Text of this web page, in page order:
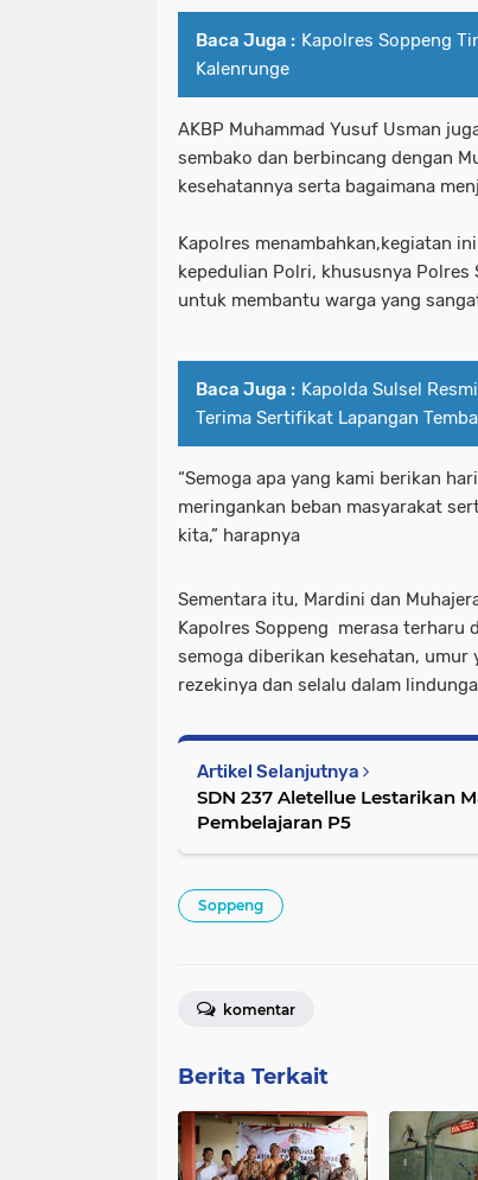
Baca Juga : Kapolres Soppeng
Kalenrunge
AKBP Muhammad Yusuf Usman
sembako dan berbincang dengan
kesehatannya serta bagaimana
Kapolres menambahkan,kegiatan
kepedulian Polri, khususnya Polres
untuk membantu warga yang
Baca Juga : Kapolda Sulsel
Terima Sertifikat Lapangan
“Semoga apa yang kami berikan
meringankan beban masyarakat
kita,” harapnya
Sementara itu, Mardini dan
Kapolres Soppeng merasa terharu
semoga diberikan kesehatan, umur
rezekinya dan selalu dalam
Artikel Selanjutnya
SDN 237 Aletellue Lestarikan
Pembelajaran P5
Soppeng
komentar
Berita Terkait